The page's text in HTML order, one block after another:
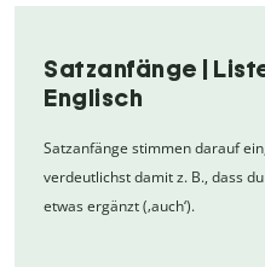
Satzanfänge |
Englisch
Satzanfänge stimmen darauf
verdeutlichst damit z. B., dass
etwas ergänzt (‚auch‘).